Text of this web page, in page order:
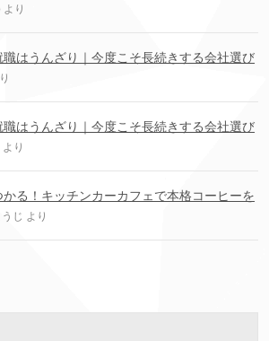
より
はうんざり｜今度こそ長続きする会社選び
はうんざり｜今度こそ長続きする会社選び
より
る！キッチンカーカフェで本格コーヒーを
じ より